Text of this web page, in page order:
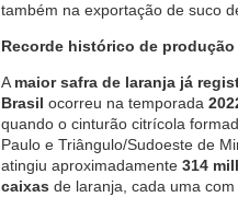
também na exportação de suco
Recorde histórico de produção
A maior safra de laranja já
Brasil ocorreu na temporada
quando o cinturão citrícola
Paulo e Triângulo/Sudoeste de
atingiu aproximadamente 314
caixas de laranja, cada uma